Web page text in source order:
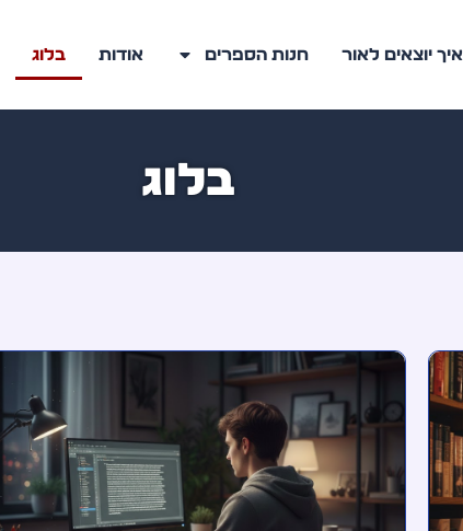
איך יוצאים לאור חנות הספרים אודות בלוג
בלוג